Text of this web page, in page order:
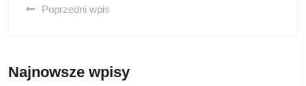
Poprzedni wpis
Najnowsze wpisy